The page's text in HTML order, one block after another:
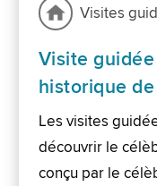
Visites
Visite
historique
Les visites
découvrir le
conçu par le